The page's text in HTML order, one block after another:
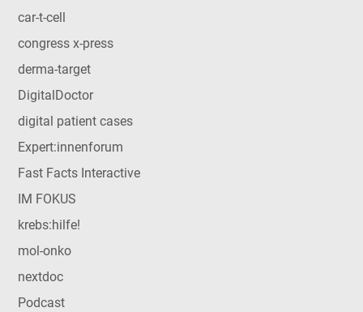
car-t-cell
congress x-press
derma-target
DigitalDoctor
digital patient cases
Expert:innenforum
Fast Facts Interactive
IM FOKUS
krebs:hilfe!
mol-onko
nextdoc
Podcast